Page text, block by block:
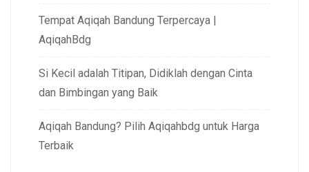
Tempat Aqiqah Bandung Terpercaya |
AqiqahBdg
Si Kecil adalah Titipan, Didiklah dengan Cinta
dan Bimbingan yang Baik
Aqiqah Bandung? Pilih Aqiqahbdg untuk Harga
Terbaik